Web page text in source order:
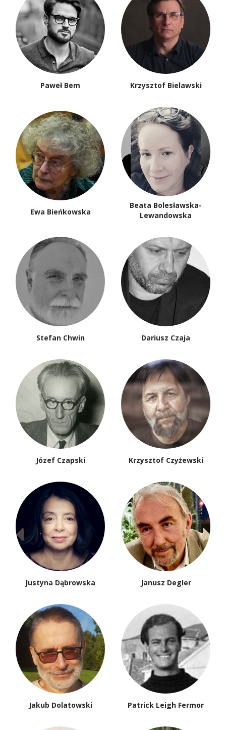
Paweł Bem Krzysztof Bielawski
Ewa Bieńkowska
Beata Bolesławska-
Lewandowska
Stefan Chwin Dariusz Czaja
Józef Czapski Krzysztof Czyżewski
Justyna Dąbrowska Janusz Degler
Jakub Dolatowski Patrick Leigh Fermor